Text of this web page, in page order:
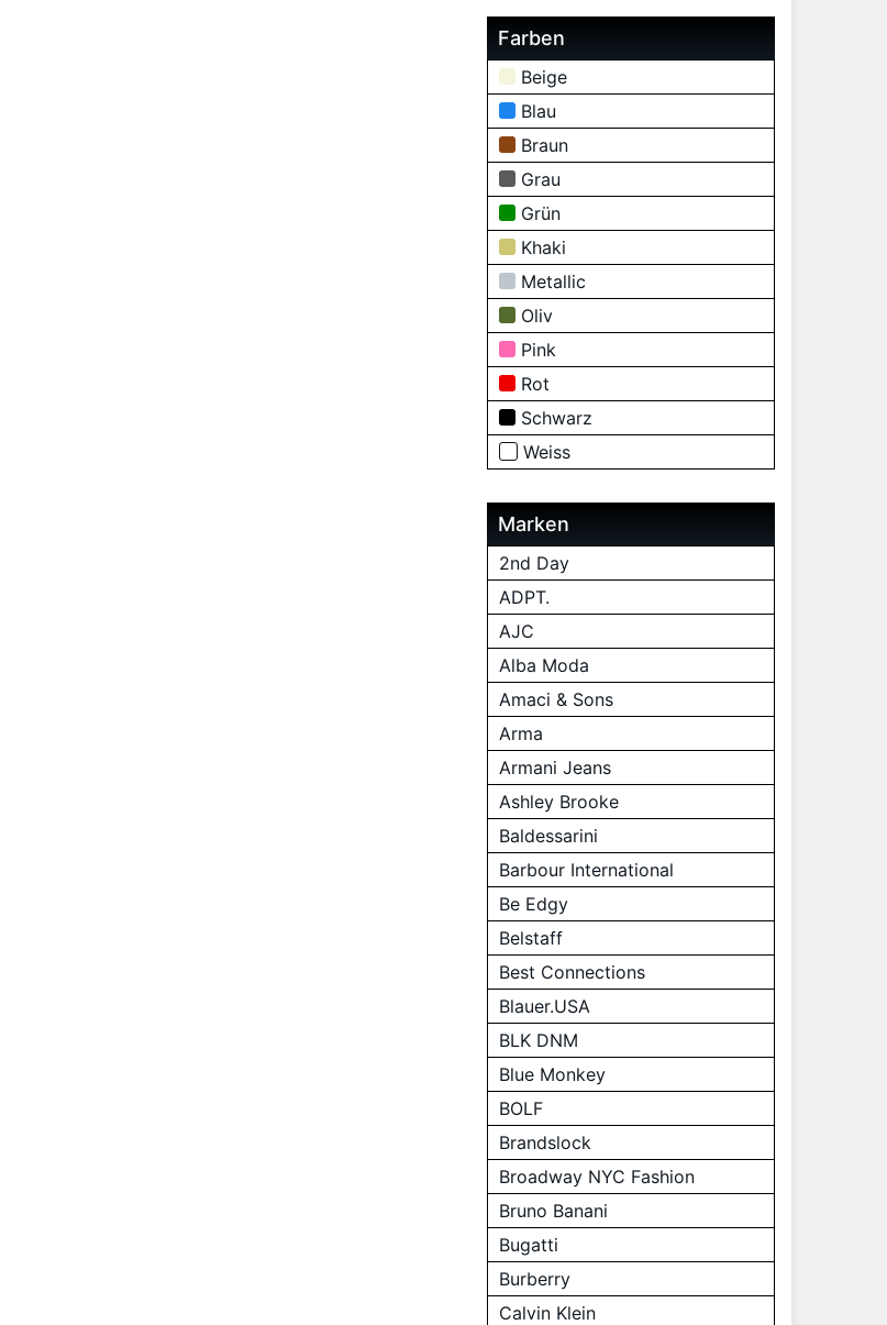
Farben
Beige
Blau
Braun
Grau
Grün
Khaki
Metallic
Oliv
Pink
Rot
Schwarz
Weiss
Marken
2nd Day
ADPT.
AJC
Alba Moda
Amaci & Sons
Arma
Armani Jeans
Ashley Brooke
Baldessarini
Barbour International
Be Edgy
Belstaff
Best Connections
Blauer.USA
BLK DNM
Blue Monkey
BOLF
Brandslock
Broadway NYC Fashion
Bruno Banani
Bugatti
Burberry
Calvin Klein